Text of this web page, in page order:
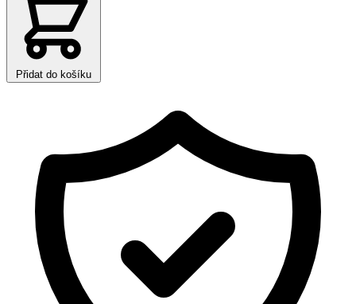
Přidat do košíku